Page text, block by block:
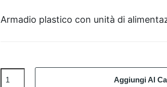
Armadio plastico con unità di
Aggiungi Al